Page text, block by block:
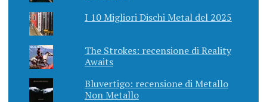
I 10 Migliori Dischi Metal del 2025
The Strokes: recensione di Reality
Awaits
Bluvertigo: recensione di Metallo
Non Metallo